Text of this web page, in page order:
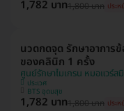
1,782 บาท1,800 บาท ประ
นวดกดจุด รักษาอาการ
ของคลินิก 1 ครั้ง
ศูนย์รักษาไมเกรน หมอแวร์
ประเวศ
BTS อุดมสุข
1,782 บาท1,800 บาท ประ